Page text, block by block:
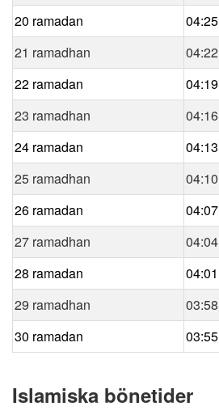
20 ramadan
04:25
21 ramadhan
04:22
22 ramadan
04:19
23 ramadhan
04:16
24 ramadan
04:13
25 ramadhan
04:10
26 ramadan
04:07
27 ramadhan
04:04
28 ramadan
04:01
29 ramadhan
03:58
30 ramadan
03:55
Islamiska bönetider